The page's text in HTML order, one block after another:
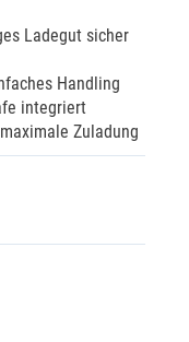
Ladegut sicher
Handling
integriert
Zuladung